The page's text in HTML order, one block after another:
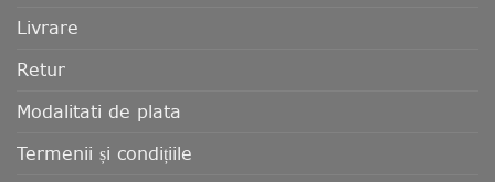
Livrare
Retur
Modalitati de plata
Termenii și condițiile